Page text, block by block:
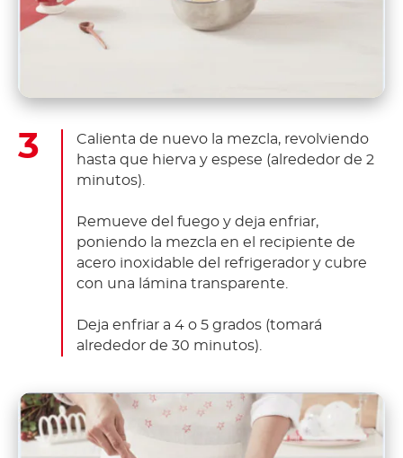
Calienta de nuevo la mezcla, revolviendo
hasta que hierva y espese (alrededor de 2
minutos).
Remueve del fuego y deja enfriar,
poniendo la mezcla en el recipiente de
acero inoxidable del refrigerador y cubre
con una lámina transparente.
Deja enfriar a 4 o 5 grados (tomará
alrededor de 30 minutos).